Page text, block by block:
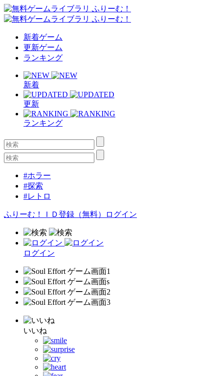
新着ゲーム
更新ゲーム
ランキング
新着
更新
ランキング
#ホラー
#探索
#レトロ
ふりーむ！ＩＤ登録（無料） ログイン
ログイン
いいね